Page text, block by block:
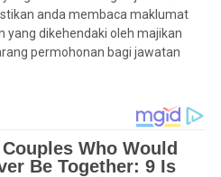
anda membaca maklumat
yang dikehendaki oleh majikan
permohonan bagi jawatan